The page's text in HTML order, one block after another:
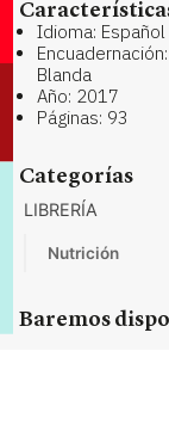
Idioma: Español
Blanda
Año: 2017
Páginas: 93
Categorías
LIBRERÍA
Nutrición
Baremos